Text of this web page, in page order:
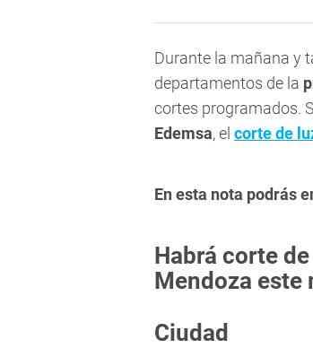
Durante la mañana y
departamentos de la
cortes programados.
Edemsa, el corte de
En esta nota podrás
Habrá corte
Mendoza este
Ciudad